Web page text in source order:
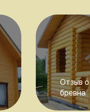
Отзыв
бревна